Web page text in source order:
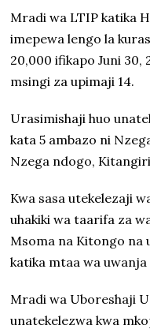
Mradi wa LTIP katika
imepewa lengo la
20,000 ifikapo Juni 30,
msingi za upimaji 14.
Urasimishaji huo
kata 5 ambazo ni
Nzega ndogo,
Kwa sasa utekelezaji
uhakiki wa taarifa za
Msoma na Kitongo na
katika mtaa wa uwanja
Mradi wa Uboreshaji
unatekelezwa kwa